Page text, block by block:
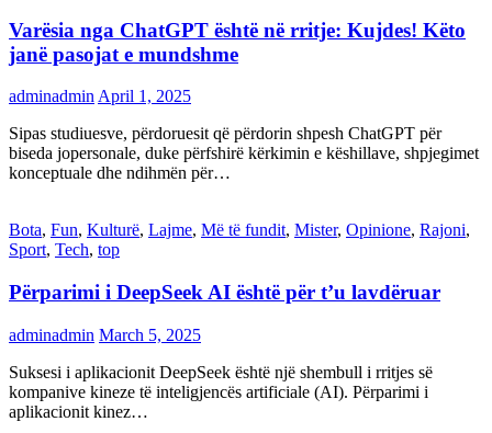
Varësia nga ChatGPT është në rritje: Kujdes! Këto
janë pasojat e mundshme
adminadmin April 1, 2025
Sipas studiuesve, përdoruesit që përdorin shpesh ChatGPT për
biseda jopersonale, duke përfshirë kërkimin e këshillave, shpjegimet
konceptuale dhe ndihmën për…
Bota, Fun, Kulturë, Lajme, Më të fundit, Mister, Opinione, Rajoni,
Sport, Tech, top
Përparimi i DeepSeek AI është për t’u lavdëruar
adminadmin March 5, 2025
Suksesi i aplikacionit DeepSeek është një shembull i rritjes së
kompanive kineze të inteligjencës artificiale (AI). Përparimi i
aplikacionit kinez…